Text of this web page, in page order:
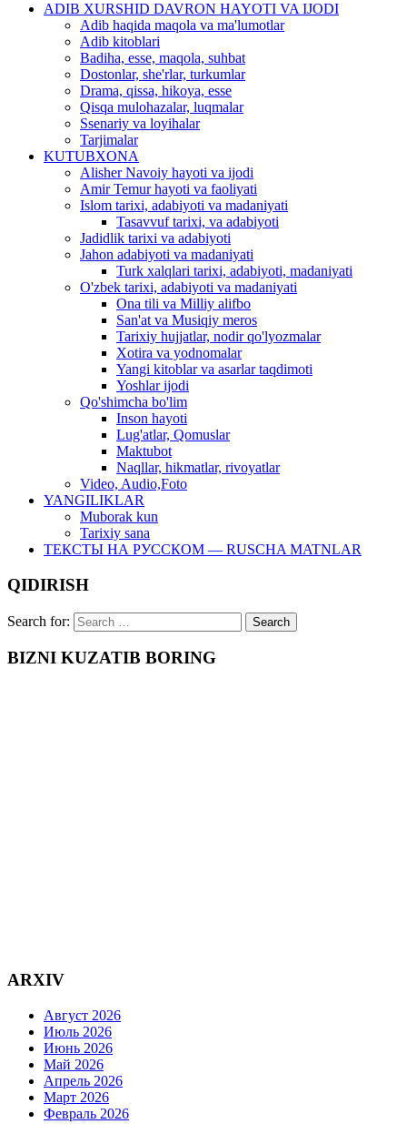
ADIB XURSHID DAVRON HAYOTI VA IJODI
Adib haqida maqola va ma'lumotlar
Adib kitoblari
Badiha, esse, maqola, suhbat
Dostonlar, she'rlar, turkumlar
Drama, qissa, hikoya, esse
Qisqa mulohazalar, luqmalar
Ssenariy va loyihalar
Tarjimalar
KUTUBXONA
Alisher Navoiy hayoti va ijodi
Amir Temur hayoti va faoliyati
Islom tarixi, adabiyoti va madaniyati
Tasavvuf tarixi, va adabiyoti
Jadidlik tarixi va adabiyoti
Jahon adabiyoti va madaniyati
Turk xalqlari tarixi, adabiyoti, madaniyati
O'zbek tarixi, adabiyoti va madaniyati
Ona tili va Milliy alifbo
San'at va Musiqiy meros
Tarixiy hujjatlar, nodir qo'lyozmalar
Xotira va yodnomalar
Yangi kitoblar va asarlar taqdimoti
Yoshlar ijodi
Qo'shimcha bo'lim
Inson hayoti
Lug'atlar, Qomuslar
Maktubot
Naqllar, hikmatlar, rivoyatlar
Video, Audio,Foto
YANGILIKLAR
Muborak kun
Tarixiy sana
ТЕКСТЫ НА РУССКОМ — RUSCHA MATNLAR
QIDIRISH
Search for:
BIZNI KUZATIB BORING
ARXIV
Август 2026
Июль 2026
Июнь 2026
Май 2026
Апрель 2026
Март 2026
Февраль 2026